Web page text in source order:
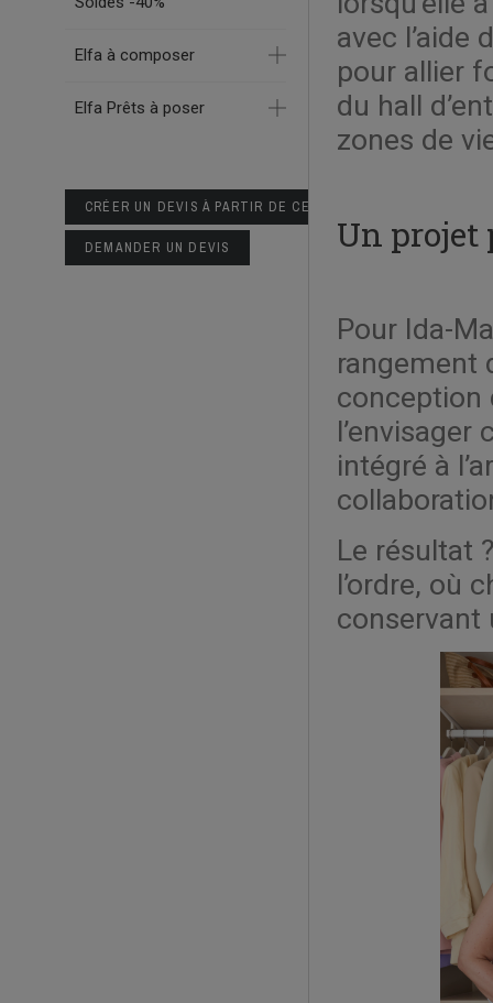
Elfa à composer
Elfa Prêts à poser
CRÉER UN DEVIS À PARTIR DE CE PANIER
DEMANDER UN DEVIS
avec l’aide
pour allier
du hall
zones de
Un projet
Pour Ida-
rangement
conception
l’envisager
intégré à
Le résultat
l’ordre, où
conservant